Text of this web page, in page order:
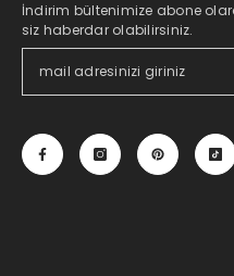
İndirim bültenimize abone
siz haberdar olabilirsiniz.